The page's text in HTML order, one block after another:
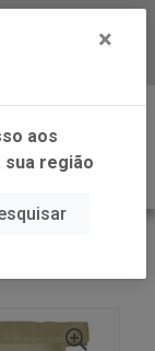
nosso APP
0
×
aos
região